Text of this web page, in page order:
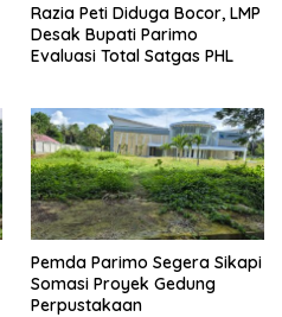
Razia Peti Diduga Bocor, LMP
Desak Bupati Parimo
Evaluasi Total Satgas PHL
Pemda Parimo Segera Sikapi
Somasi Proyek Gedung
Perpustakaan